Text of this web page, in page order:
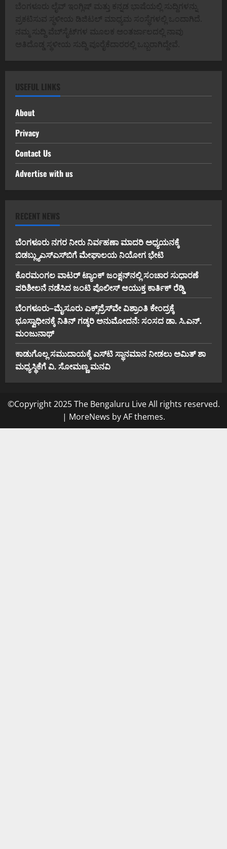
ಬೆಂಗಳೂರು ಲೈವ್ ಇಂಗ್ಲಿಷ್ ಮತ್ತು ಕನ್ನಡ ಭಾಷೆಯಲ್ಲಿ ಸುದ್ದಿಗಳನ್ನು
ಪ್ರಕಟಿಸುವ ಸ್ಥಳೀಯ ಡಿಜಿಟಲ್ ಮಾಧ್ಯಮ ಸಂಸ್ಥೆಗಳಲ್ಲಿ ಒಂದಾಗಿದೆ.
ನಮ್ಮ ಸುದ್ದಿ ವೆಬ್‌ಸೈಟ್‌ಗಳ ಮೂಲಕ ಅಂತರ್ಜಾಲದಲ್ಲಿ ನಾವು
ಅತಿದೊಡ್ಡ ಸ್ಥಳೀಯ ಸುದ್ದಿ ಪೂರೈಕೆದಾರರಲ್ಲಿ ಒಬ್ಬರಾಗಿದ್ದೇವೆ.
USEFUL LINKS
About
Privacy
Contact Us
Advertise with us
RECENT NEWS
ಬೆಂಗಳೂರು ನಗರ ನೀರು ನಿರ್ವಹಣಾ ಮಾದರಿ ಅಧ್ಯಯನಕ್ಕೆ
ಬಿ‌ಡಬ್ಲ್ಯು‌ಎಸ್‌ಎಸ್‌ಬಿಗೆ ಮೇಘಾಲಯ ನಿಯೋಗ ಭೇಟಿ
ಕೊರಮಂಗಲ ವಾಟರ್ ಟ್ಯಾಂಕ್ ಜಂಕ್ಷನ್‌ನಲ್ಲಿ ಸಂಚಾರ ಸುಧಾರಣೆ
ಪರಿಶೀಲನೆ ನಡೆಸಿದ ಜಂಟಿ ಪೊಲೀಸ್ ಆಯುಕ್ತ ಕಾರ್ತಿಕ್ ರೆಡ್ಡಿ
ಬೆಂಗಳೂರು–ಮೈಸೂರು ಎಕ್ಸ್‌ಪ್ರೆಸ್‌ವೇ ವಿಶ್ರಾಂತಿ ಕೇಂದ್ರಕ್ಕೆ
ಭೂಸ್ವಾಧೀನಕ್ಕೆ ನಿತಿನ್ ಗಡ್ಕರಿ ಅನುಮೋದನೆ: ಸಂಸದ ಡಾ. ಸಿ.ಎನ್.
ಮಂಜುನಾಥ್
ಕಾಡುಗೊಲ್ಲ ಸಮುದಾಯಕ್ಕೆ ಎಸ್‌ಟಿ ಸ್ಥಾನಮಾನ ನೀಡಲು ಅಮಿತ್ ಶಾ
ಮಧ್ಯಸ್ಥಿಕೆಗೆ ವಿ. ಸೋಮಣ್ಣ ಮನವಿ
©Copyright 2025 The Bengaluru Live All rights reserved.
| MoreNews by AF themes.